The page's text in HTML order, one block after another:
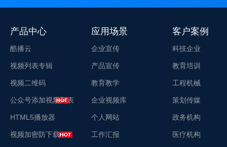
产品中心
酷播云
视频列表专辑
视频二维码
公众号添加视频列表
HTML5播放器
视频加密防下载
应用场景
企业宣传
产品宣传
教育教学
企业视频库
个人网站
工作汇报
客户案例
科技企业
教育培训
工程机械
策划传媒
政务机构
医疗机构